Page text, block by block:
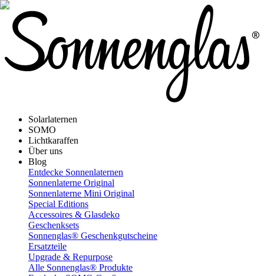
Solarlaternen
SOMO
Lichtkaraffen
Über uns
Blog
Entdecke Sonnenlaternen
Sonnenlaterne Original
Sonnenlaterne Mini Original
Special Editions
Accessoires & Glasdeko
Geschenksets
Sonnenglas® Geschenkgutscheine
Ersatzteile
Upgrade & Repurpose
Alle Sonnenglas® Produkte